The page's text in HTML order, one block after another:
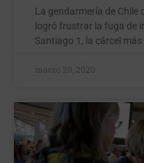
La gendarmería de Chile
logró frustrar la fuga de
Santiago 1, la cárcel
marzo 20, 2020